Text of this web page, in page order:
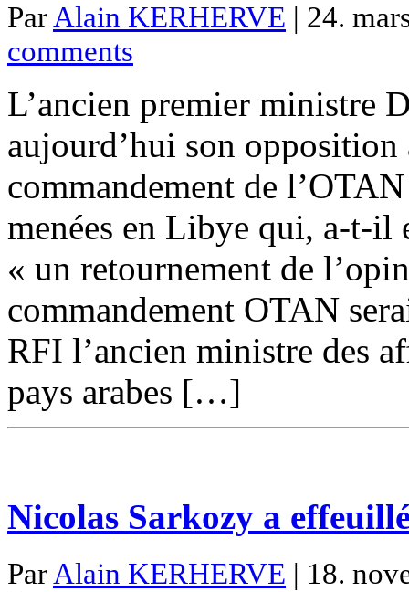
Par Alain KERHERVE | 24.
comments
L’ancien premier ministre
aujourd’hui son
commandement de
menées en Libye qui, a-t-il
« un retournement de
commandement OTAN
RFI l’ancien ministre des
pays arabes […]
Nicolas Sarkozy a
Par Alain KERHERVE | 18.